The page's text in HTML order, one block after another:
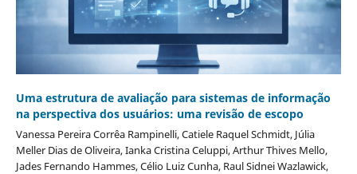
Uma estrutura de avaliação para sistemas de informação
na perspectiva dos usuários: uma revisão de escopo
Vanessa Pereira Corrêa Rampinelli, Catiele Raquel Schmidt, Júlia
Meller Dias de Oliveira, Ianka Cristina Celuppi, Arthur Thives Mello,
Jades Fernando Hammes, Célio Luiz Cunha, Raul Sidnei Wazlawick,